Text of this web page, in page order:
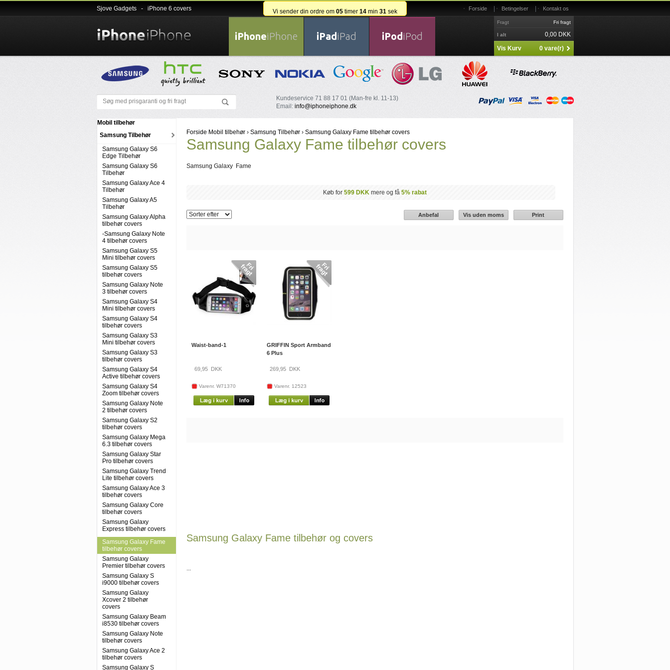
Sjove Gadgets- iPhone 6 covers Vi sender din ordre om 05timer 14min 31sek Forside Betingelser Kontakt os
Mobil tilbehør
Samsung Tilbehør
Samsung Galaxy S6
Edge Tilbehør
Samsung Galaxy S6
Tilbehør
Samsung Galaxy Ace 4
Tilbehør
Samsung Galaxy A5
Tilbehør
Samsung Galaxy Alpha
tilbehør covers
-Samsung Galaxy Note
4 tilbehør covers
Samsung Galaxy S5
Mini tilbehør covers
Samsung Galaxy S5
tilbehør covers
Samsung Galaxy Note
3 tilbehør covers
Samsung Galaxy S4
Mini tilbehør covers
Samsung Galaxy S4
tilbehør covers
Samsung Galaxy S3
Mini tilbehør covers
Samsung Galaxy S3
tilbehør covers
Samsung Galaxy S4
Active tilbehør covers
Samsung Galaxy S4
Zoom tilbehør covers
Samsung Galaxy Note
2 tilbehør covers
Samsung Galaxy S2
tilbehør covers
Samsung Galaxy Mega
6.3 tilbehør covers
Samsung Galaxy Star
Pro tilbehør covers
Samsung Galaxy Trend
Lite tilbehør covers
Samsung Galaxy Ace 3
tilbehør covers
Samsung Galaxy Core
tilbehør covers
Samsung Galaxy
Express tilbehør covers
Samsung Galaxy Fame
tilbehør covers
Samsung Galaxy
Premier tilbehør covers
Samsung Galaxy S
i9000 tilbehør covers
Samsung Galaxy
Xcover 2 tilbehør
covers
Samsung Galaxy Beam
i8530 tilbehør covers
Samsung Galaxy Note
tilbehør covers
Samsung Galaxy Ace 2
tilbehør covers
Samsung Galaxy S
iPhoneiPhone iPadiPad iPodiPod
Fragt Fri fragt
I alt
0,00 DKK
Vis Kurv
0 vare(r)
Kundeservice 71 88 17 01 (Man-fre kl. 11-13)
Email: info@iphoneiphone.dk
Forside Mobil tilbehør› Samsung Tilbehør› Samsung Galaxy Fame tilbehør covers
Samsung Galaxy Fame tilbehør covers
Samsung Galaxy Fame
Køb for 599 DKKmere og få 5% rabat
Anbefal Vis uden moms Print
Waist-band-1
69,95 DKK
Varenr. W71370
GRIFFIN Sport Armband
6 Plus
269,95 DKK
Varenr. 12523
Samsung Galaxy Fame tilbehør og covers
...